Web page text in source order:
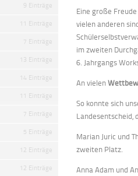
Eine große
vielen anderen
im zweiten
6. Jahrgangs
An vielen
So konnte sich
Marian Juric und
zweiten Platz.
Anna Adam und
9 Einträge
11 Einträge
7 Einträge
13 Einträge
14 Einträge
11 Einträge
7 Einträge
5 Einträge
12 Einträge
12 Einträge